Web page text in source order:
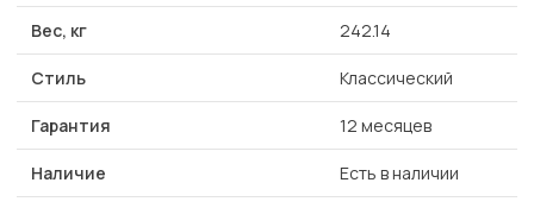
Вес, кг 242.14
Стиль Классический
Гарантия 12 месяцев
Наличие Есть в наличии